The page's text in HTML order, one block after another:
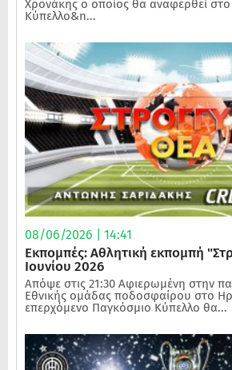
Χρονάκης ο οποίος θα αναφερθεί
Κύπελλο&n...
08/06/2026 | 14:41
Εκπομπές: Αθλητική εκπομπή
Ιουνίου 2026
Απόψε στις 21:30 Αφιερωμένη στην
Εθνικής ομάδας ποδοσφαίρου στο
επερχόμενο Παγκόσμιο Κύπελλο θα...